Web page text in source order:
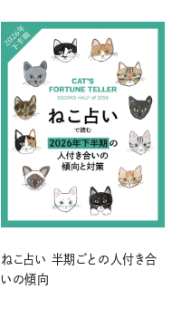
ねこ占い 半期ごとの人付き合
いの傾向